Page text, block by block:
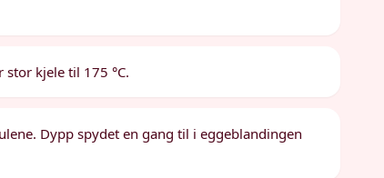
kjele til 175 °C.
Dypp spydet en gang til i eggeblandingen